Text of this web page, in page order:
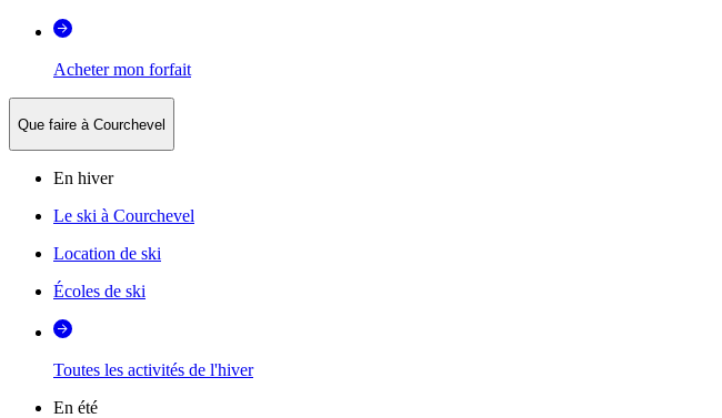
Acheter mon forfait
Que faire à Courchevel
En hiver
Le ski à Courchevel
Location de ski
Écoles de ski
Toutes les activités de l'hiver
En été